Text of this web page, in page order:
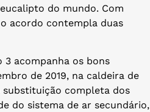
do mundo. Com
acordo contempla duas
3 acompanha os bons
de 2019, na caldeira de
substituição completa dos
do sistema de ar secundário,